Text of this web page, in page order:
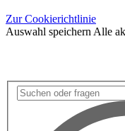
Zur Cookierichtlinie
Auswahl speichern Alle